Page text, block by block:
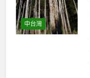
中台灣